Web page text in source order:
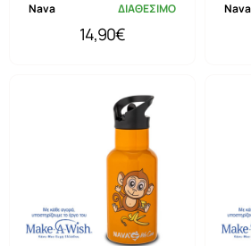
Nava ΔΙΑΘΕΣΙΜΟ
14,90€
Nava